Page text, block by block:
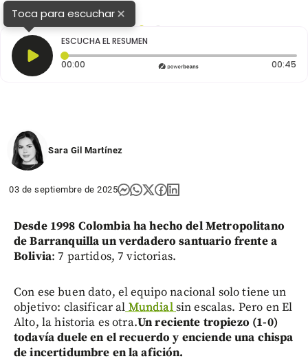
Toca para escuchar×
ESCUCHA EL RESUMEN
00:00 Tiempo transcurrido: 0 segundos 00:45
Sara Gil Martínez
03 de septiembre de 2025
Desde 1998 Colombia ha hecho del Metropolitano
de Barranquilla un verdadero santuario frente a
Bolivia: 7 partidos, 7 victorias.
Con ese buen dato, el equipo nacional solo tiene un
objetivo: clasificar al Mundialsin escalas. Pero en El
Alto, la historia es otra.Un reciente tropiezo (1-0)
todavía duele en el recuerdo y enciende una chispa
de incertidumbre en la afición.